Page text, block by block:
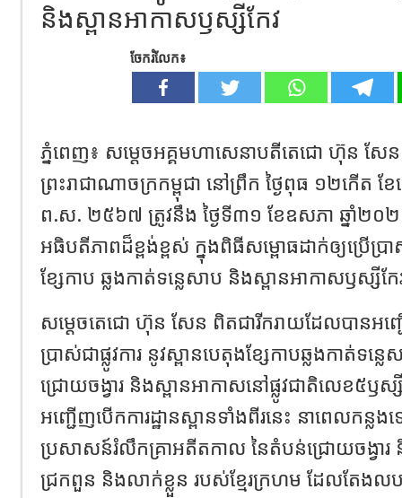
និងស្ពានអាកាសឫស្សីកែវ
ចែករំលែក៖
ភ្នំពេញ​៖​ សម្ដេចអគ្គមហាសេនាបតីតេជោ ហ៊ុន សែន
ព្រះរាជាណាចក្រកម្ពុជា នៅព្រឹក ថ្ងៃពុធ ១២កើត ខ
ព.ស. ២៥៦៧ ត្រូវនឹង ថ្ងៃទី៣១ ខែឧសភា ឆ្នាំ២០
អធិបតីភាពដ៏ខ្ពង់ខ្ពស់ ក្នុងពិធីសម្ពោធដាក់ឲ្យប្រើប្រា
ខ្សែកាប ឆ្លងកាត់ទន្លេសាប និងស្ពានអាកាសឫស្សីកែ
សម្ដេចតេជោ ហ៊ុន សែន ពិតជារីករាយដែលបានអញ្
ប្រាស់ជាផ្លូវការ នូវស្ពានបេតុងខ្សែកាបឆ្លងកាត់ទន្
ជ្រោយចង្វារ និងស្ពានអាកាសនៅផ្លូវជាតិលេខ៥ឫស្សី
អញ្ជើញបើកការដ្ឋានស្ពានទាំងពីរនេះ នាពេលកន្ល
ប្រសាសន៍រំលឹកគ្រាអតីតកាល នៃតំបន់ជ្រោយចង្វារ
ជ្រកពួន និងលាក់ខ្លួន របស់ខ្មែរក្រហម ដែលតែងល